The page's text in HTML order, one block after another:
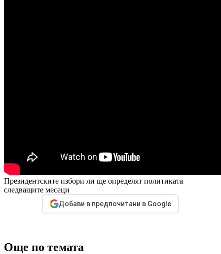
Президентските избори ли ще определят политиката
следващите месеци
Добави в предпочитани в Google
Още по темата